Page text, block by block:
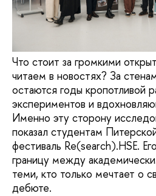
Что стоит за громкими
читаем в новостях? За
остаются годы кропотливой
экспериментов и
Именно эту сторону
показал студентам
фестиваль Re(search).HSE.
границу между
теми, кто только мечтает о
дебюте.